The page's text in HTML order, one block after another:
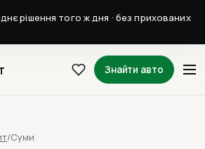
рішення того ж дня · без прихованих
Знайти авто
/Суми